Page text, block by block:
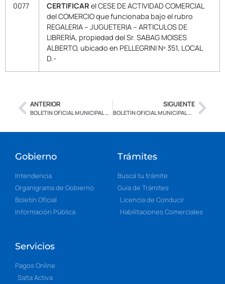
0077 CERTIFICAR el CESE DE ACTIVIDAD COMERCIAL
del COMERCIO que funcionaba bajo el rubro
REGALERIA – JUGUETERIA – ARTICULOS DE
LIBRERÍA, propiedad del Sr. SABAG MOISES
ALBERTO, ubicado en PELLEGRINI Nº 351, LOCAL
D.-
ANTERIOR
BOLETIN OFICIAL MUNICIPAL N° 2.483 – EDICION ESPECIAL – CON FIRMA DIGITAL
SIGUIENTE
BOLETIN OFICIAL MUNICIPAL N° 2.485 – EDICION ESPECIAL – CON FIRMA DIGITAL
Gobierno
Intendencia
Organigrama de Gobierno
Boletín Oficial
Información Pública
Trámites
Buscá tu trámite
Guía de Trámites
Licencia de Conducir
Habilitaciones Comerciales
Servicios
Pagos Online
Salta Activa